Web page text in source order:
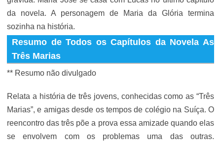
da novela. A personagem de Maria da Glória termina
sozinha na história.
Resumo de Todos os Capítulos da Novela As
Três Marias
** Resumo não divulgado
Relata a história de três jovens, conhecidas como as “Três
Marias”, e amigas desde os tempos de colégio na Suíça. O
reencontro das três põe a prova essa amizade quando elas
se envolvem com os problemas uma das outras.